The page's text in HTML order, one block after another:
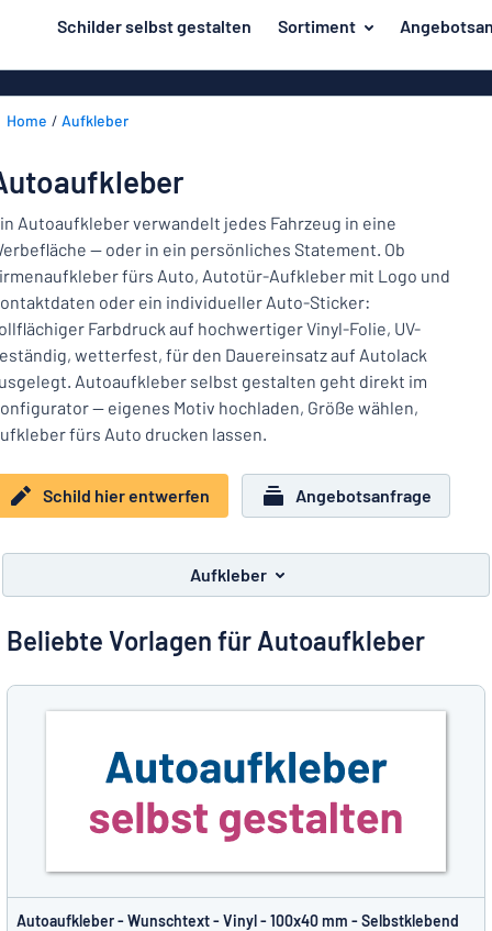
springen
Schilder selbst gestalten Sortiment
Herstellung
Haus und Heim
Kennzeichnung
Namensschilder
Aufkleber
Verkehr und Fahrzeuge
Industrie und Fertigung
Büro & Arbeitsplatz
Alle Kategorien anzeigen
Holzschilder
Aufkleber
Roll-Up
Unsere
Bestseller
Material
Herstellung
Haus
und
Heim
Kennzeichnung
Alle Kategorien anzeigen
Privat / Firma
zum
entwerfen
Home Aufkleber
Autoaufkleber verwandelt jedes Fahrzeug in eine
— oder in ein persönliches Statement. Ob
fürs Auto, Autotür-Aufkleber mit Logo und
oder ein individueller Auto-Sticker:
Farbdruck auf hochwertiger Vinyl-Folie, UV-
wetterfest, für den Dauereinsatz auf Autolack
Autoaufkleber selbst gestalten geht direkt im
— eigenes Motiv hochladen, Größe wählen,
fürs Auto drucken lassen.
Schild hier entwerfen Angebotsanfrage
Aufkleber
Beliebte Vorlagen für Autoaufkleber
Autoaufkleber - Wunschtext - Vinyl - 100x40 mm - Selbstklebend